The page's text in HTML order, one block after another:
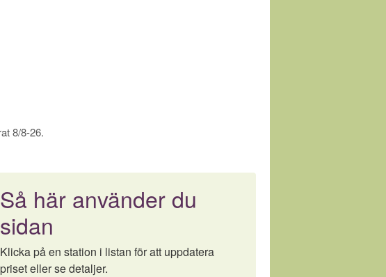
8/8-26.
Så här använder du
sidan
Klicka på en station i listan för att uppdatera
priset eller se detaljer.